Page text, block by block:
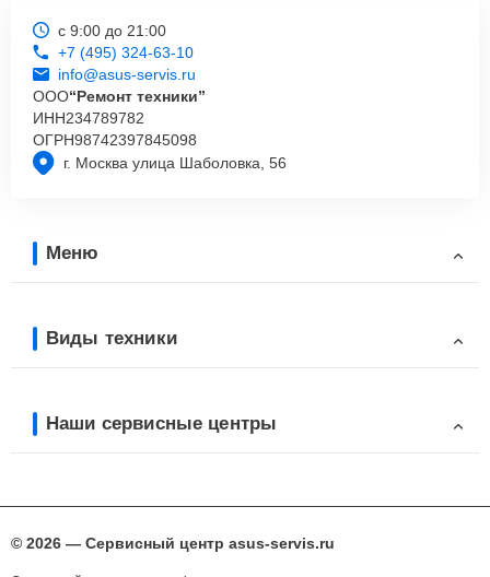
г. Москва улица Шаболовка, 56
с 9:00 до 21:00
+7 (495) 324-63-10
info@asus-servis.ru
ООО“Ремонт техники”
ИНН234789782
ОГРН98742397845098
Меню
Виды техники
Наши сервисные центры
© 2026 — Сервисный центр asus-servis.ru